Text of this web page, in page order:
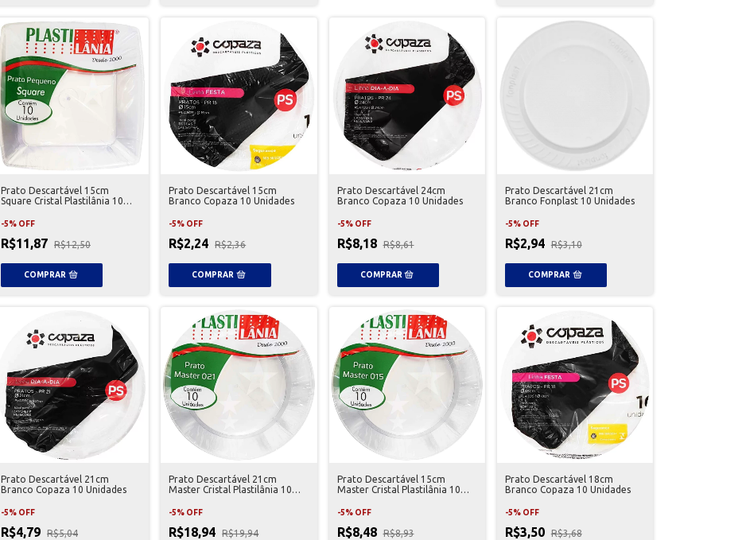
Prato Descartável 15cm
Square Cristal Plastilânia 10
-5% OFF
R$11,87 R$12,50
Prato Descartável 15cm
Branco Copaza 10 Unidades
-5% OFF
R$2,24 R$2,36
Prato Descartável 24cm
Branco Copaza 10 Unidades
-5% OFF
R$8,18 R$8,61
Prato Descartável 21cm
Branco Fonplast 10 Unidades
-5% OFF
R$2,94 R$3,10
Prato Descartável 21cm
Branco Copaza 10 Unidades
-5% OFF
R$4,79 R$5,04
Prato Descartável 21cm
Master Cristal Plastilânia 10
-5% OFF
R$18,94 R$19,94
Prato Descartável 15cm
Master Cristal Plastilânia 10
-5% OFF
R$8,48 R$8,93
Prato Descartável 18cm
Branco Copaza 10 Unidades
-5% OFF
R$3,50 R$3,68